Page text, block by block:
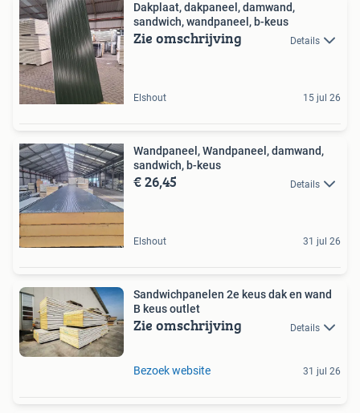
Dakplaat, dakpaneel, damwand,
sandwich, wandpaneel, b-keus
Zie omschrijving Details
Elshout 15 jul 26
Wandpaneel, Wandpaneel, damwand,
sandwich, b-keus
€ 26,45 Details
Elshout 31 jul 26
Sandwichpanelen 2e keus dak en wand
B keus outlet
Zie omschrijving Details
Bezoek website 31 jul 26